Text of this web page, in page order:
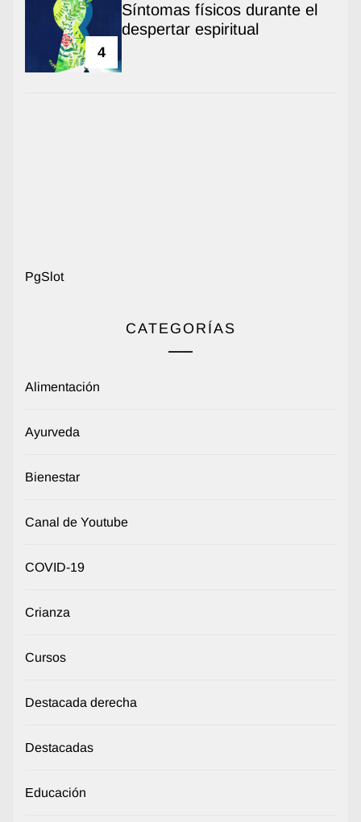
4
Síntomas físicos durante el
despertar espiritual
PgSlot
CATEGORÍAS
Alimentación
Ayurveda
Bienestar
Canal de Youtube
COVID-19
Crianza
Cursos
Destacada derecha
Destacadas
Educación